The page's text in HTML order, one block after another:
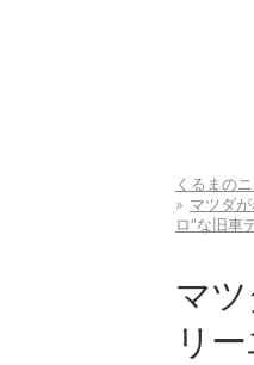
くるまの
マツダ
ロ”な旧車
マ
リ